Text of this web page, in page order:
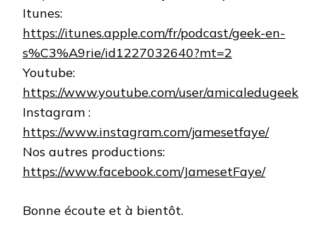
Itunes:
https://itunes.apple.com/fr/podcast/geek-en-
s%C3%A9rie/id1227032640?mt=2
Youtube:
https://www.youtube.com/user/amicaledugeek
Instagram :
https://www.instagram.com/jamesetfaye/
Nos autres productions:
https://www.facebook.com/JamesetFaye/
Bonne écoute et à bientôt.